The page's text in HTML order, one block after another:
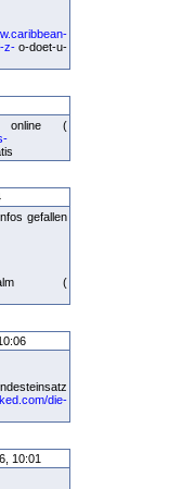
z- o-doet-u-
(
gefallen
(
die-
10:01